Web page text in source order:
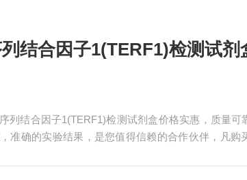
结合因子1(TERF1)检测试剂
列结合因子1(TERF1)检测试剂盒价格实惠，质量可
准确的实验结果，是您值得信赖的合作伙伴，凡购